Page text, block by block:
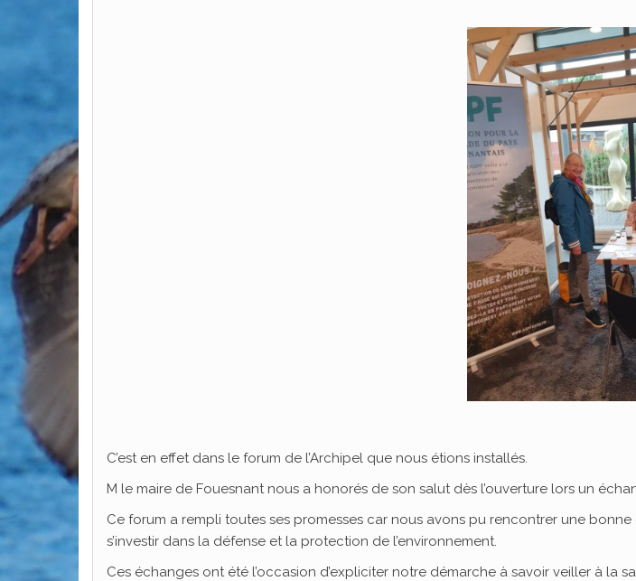
C’est en effet dans le forum de l’Archipel que nous étions installés.
M le maire de Fouesnant nous a honorés de son salut dès l’ouverture lors un
Ce forum a rempli toutes ses promesses car nous avons pu rencontrer une
s’investir dans la défense et la protection de l’environnement.
Ces échanges ont été l’occasion d’expliciter notre démarche à savoir veiller à